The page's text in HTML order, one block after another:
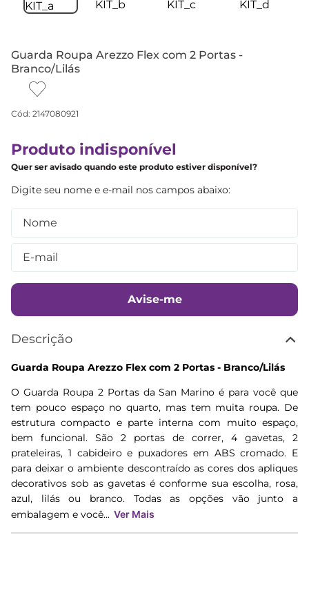
Guarda Roupa Arezzo Flex com 2 Portas -
Branco/Lilás
Cód: 2147080921
Produto indisponível
Quer ser avisado quando este produto estiver disponível?
Avise-me
Descrição
Guarda Roupa Arezzo Flex com 2 Portas - Branco/Lilás
O Guarda Roupa 2 Portas da San Marino é para você que
tem pouco espaço no quarto, mas tem muita roupa. De
estrutura compacto e parte interna com muito espaço,
bem funcional. São 2 portas de correr, 4 gavetas, 2
prateleiras, 1 cabideiro e puxadores em ABS cromado. E
para deixar o ambiente descontraído as cores dos apliques
decorativos sob as gavetas é conforme sua escolha, rosa,
azul, lilás ou branco. Todas as opções vão junto a
embalagem e você... Ver Mais